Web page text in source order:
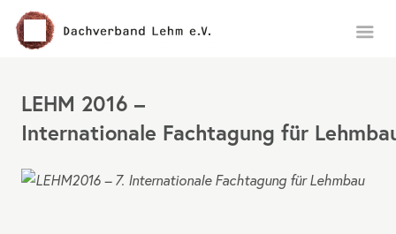
Menü
LEHM 2016 –
Internationale Fachtagung für